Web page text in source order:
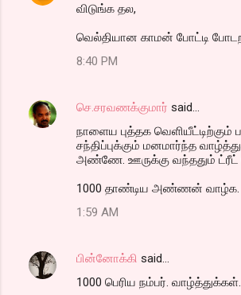
விடுங்க தல,
வெல்தியான காமன் போட்டி
8:40 PM
செ.சரவணக்குமார் said…
நாளைய புத்தக வெளியீட்டிற்கும்
சந்திப்புக்கும் மனமார்ந்த
அண்ணே. ஊருக்கு வந்ததும் ட்ரீட்
1000 தாண்டிய அண்ணன் வாழ்க.
1:59 AM
பின்னோக்கி said…
1000 பெரிய நம்பர்.